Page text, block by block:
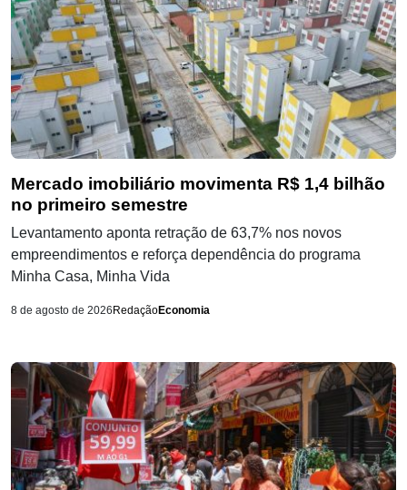
Mercado imobiliário movimenta R$ 1,4 bilhão
no primeiro semestre
Levantamento aponta retração de 63,7% nos novos
empreendimentos e reforça dependência do programa
Minha Casa, Minha Vida
8 de agosto de 2026 RedaçãoEconomia